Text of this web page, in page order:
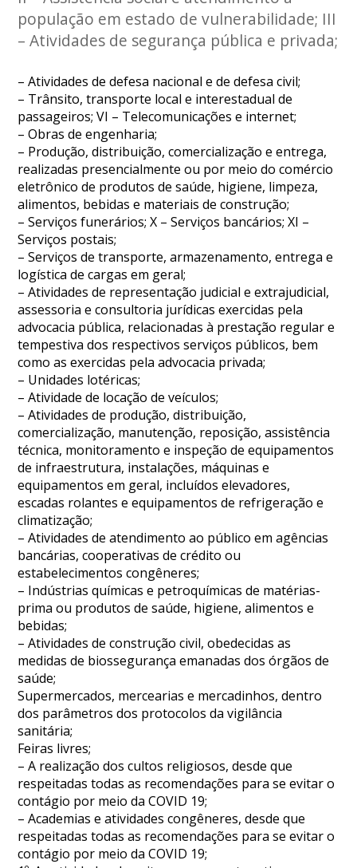
população em estado de vulnerabilidade; III
– Atividades de segurança pública e privada;
– Atividades de defesa nacional e de defesa civil;
– Trânsito, transporte local e interestadual de
passageiros; VI – Telecomunicações e internet;
– Obras de engenharia;
– Produção, distribuição, comercialização e entrega,
realizadas presencialmente ou por meio do comércio
eletrônico de produtos de saúde, higiene, limpeza,
alimentos, bebidas e materiais de construção;
– Serviços funerários; X – Serviços bancários; XI –
Serviços postais;
– Serviços de transporte, armazenamento, entrega e
logística de cargas em geral;
– Atividades de representação judicial e extrajudicial,
assessoria e consultoria jurídicas exercidas pela
advocacia pública, relacionadas à prestação regular e
tempestiva dos respectivos serviços públicos, bem
como as exercidas pela advocacia privada;
– Unidades lotéricas;
– Atividade de locação de veículos;
– Atividades de produção, distribuição,
comercialização, manutenção, reposição, assistência
técnica, monitoramento e inspeção de equipamentos
de infraestrutura, instalações, máquinas e
equipamentos em geral, incluídos elevadores,
escadas rolantes e equipamentos de refrigeração e
climatização;
– Atividades de atendimento ao público em agências
bancárias, cooperativas de crédito ou
estabelecimentos congêneres;
– Indústrias químicas e petroquímicas de matérias-
prima ou produtos de saúde, higiene, alimentos e
bebidas;
– Atividades de construção civil, obedecidas as
medidas de biossegurança emanadas dos órgãos de
saúde;
Supermercados, mercearias e mercadinhos, dentro
dos parâmetros dos protocolos da vigilância
sanitária;
Feiras livres;
– A realização dos cultos religiosos, desde que
respeitadas todas as recomendações para se evitar o
contágio por meio da COVID 19;
– Academias e atividades congêneres, desde que
respeitadas todas as recomendações para se evitar o
contágio por meio da COVID 19;